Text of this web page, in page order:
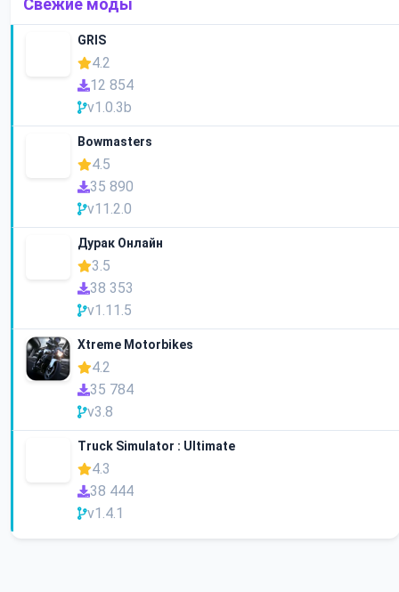
Свежие моды
GRIS
4.2
12 854
v1.0.3b
Bowmasters
4.5
35 890
v11.2.0
Дурак Онлайн
3.5
38 353
v1.11.5
Xtreme Motorbikes
4.2
35 784
v3.8
Truck Simulator : Ultimate
4.3
38 444
v1.4.1